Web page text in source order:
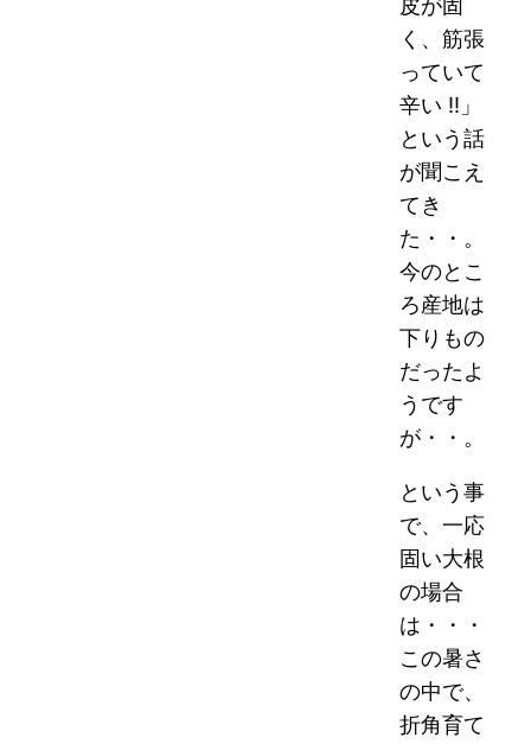
皮が固
く、筋張
っていて
辛い !!」
という話
が聞こえ
てき
た・・。
今のとこ
ろ産地は
下りもの
だったよ
うです
が・・。
という事
で、一応
固い大根
の場合
は・・・
この暑さ
の中で、
折角育て